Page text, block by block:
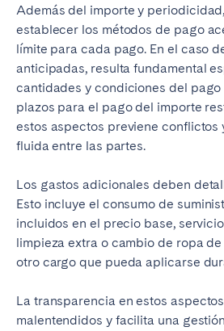
Además del importe y
establecer los métodos de pago
límite para cada pago. En el caso
anticipadas, resulta fundamental
cantidades y condiciones del pago
plazos para el pago del importe
estos aspectos previene conflictos
fluida entre las partes.
Los gastos adicionales deben
Esto incluye el consumo de
incluidos en el precio base,
limpieza extra o cambio de ropa
otro cargo que pueda aplicarse
La transparencia en estos
malentendidos y facilita una